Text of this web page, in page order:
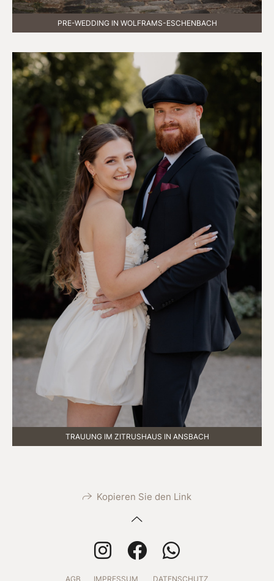
PRE-WEDDING IN WOLFRAMS-ESCHENBACH
TRAUUNG IM ZITRUSHAUS IN ANSBACH
Kopieren Sie den Link
AGB IMPRESSUM DATENSCHUTZ